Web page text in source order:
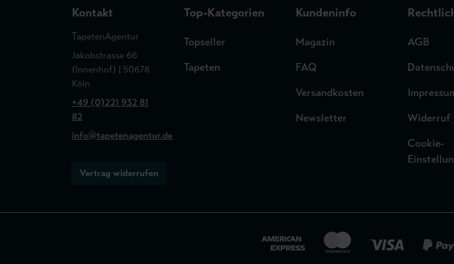
Kontakt
TapetenAgentur
Jakobstrasse 66
(Innenhof) | 50678
Köln
+49 (0)221 932 81
82
info@tapetenagentur.de
Vertrag widerrufen
Top-Kategorien
Topseller
Tapeten
Kundeninfo
Magazin
FAQ
Versandkosten
Newsletter
AGB
Widerruf
Cookie-